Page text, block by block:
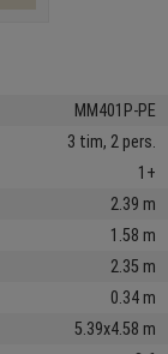
MM401P-PE
3 tim, 2 pers.
1+
2.39 m
1.58 m
2.35 m
0.34 m
5.39x4.58 m